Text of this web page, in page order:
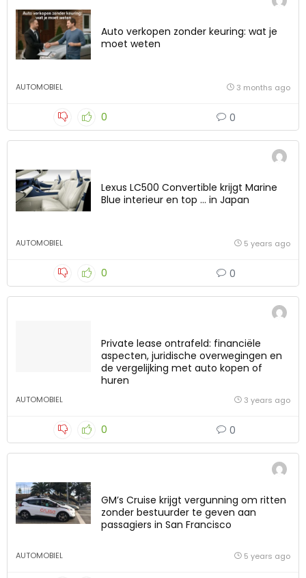
Auto verkopen zonder keuring: wat je
moet weten
AUTOMOBIEL 3 months ago
0 0
Lexus LC500 Convertible krijgt Marine
Blue interieur en top … in Japan
AUTOMOBIEL 5 years ago
0 0
Private lease ontrafeld: financiële
aspecten, juridische overwegingen en
de vergelijking met auto kopen of
huren
AUTOMOBIEL 3 years ago
0 0
GM’s Cruise krijgt vergunning om ritten
zonder bestuurder te geven aan
passagiers in San Francisco
AUTOMOBIEL 5 years ago